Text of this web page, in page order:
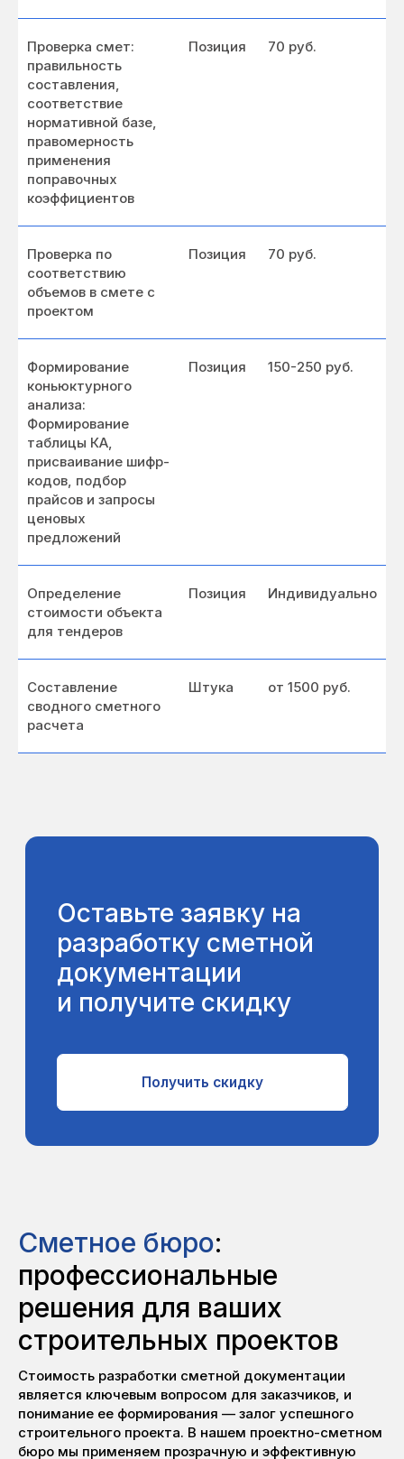
Проверка смет:
правильность
составления,
соответствие
нормативной базе,
правомерность
применения
поправочных
коэффициентов
Позиция 70 руб.
Проверка по
соответствию
объемов в смете с
проектом
Позиция 70 руб.
Формирование
коньюктурного
анализа:
Формирование
таблицы КА,
присваивание шифр-
кодов, подбор
прайсов и запросы
ценовых
предложений
Позиция 150-250 руб.
Определение
стоимости объекта
для тендеров
Позиция Индивидуально
Составление
сводного сметного
расчета
Штука от 1500 руб.
Оставьте заявку на
разработку сметной
документации
и получите скидку
Получить скидку
Сметное бюро:
профессиональные
решения для ваших
строительных проектов
Стоимость разработки сметной документации
является ключевым вопросом для заказчиков, и
понимание ее формирования — залог успешного
строительного проекта. В нашем проектно-сметном
бюро мы применяем прозрачную и эффективную